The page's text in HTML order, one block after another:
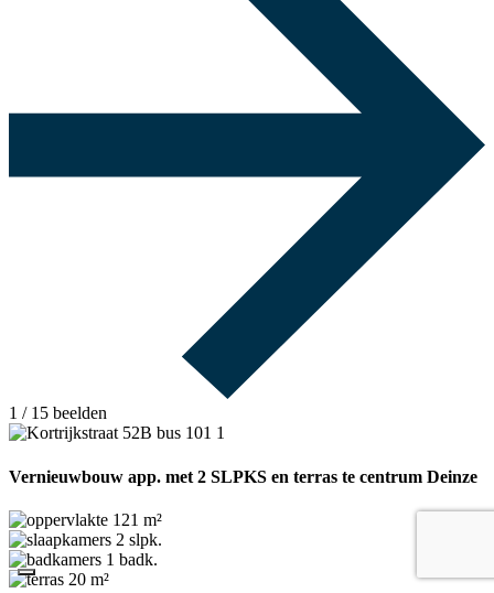
1 / 15 beelden
Vernieuwbouw app. met 2 SLPKS en terras te centrum Deinze
121 m²
2 slpk.
1 badk.
20 m²